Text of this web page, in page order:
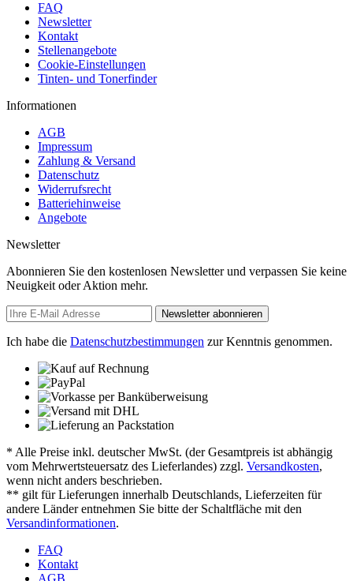
FAQ
Newsletter
Kontakt
Stellenangebote
Cookie-Einstellungen
Tinten- und Tonerfinder
Informationen
AGB
Impressum
Zahlung & Versand
Datenschutz
Widerrufsrecht
Batteriehinweise
Angebote
Newsletter
Abonnieren Sie den kostenlosen Newsletter und verpassen Sie keine
Neuigkeit oder Aktion mehr.
Newsletter abonnieren
Ich habe die Datenschutzbestimmungen zur Kenntnis genommen.
* Alle Preise inkl. deutscher MwSt. (der Gesamtpreis ist abhängig
vom Mehrwertsteuersatz des Lieferlandes) zzgl. Versandkosten,
wenn nicht anders beschrieben.
** gilt für Lieferungen innerhalb Deutschlands, Lieferzeiten für
andere Länder entnehmen Sie bitte der Schaltfläche mit den
Versandinformationen.
FAQ
Kontakt